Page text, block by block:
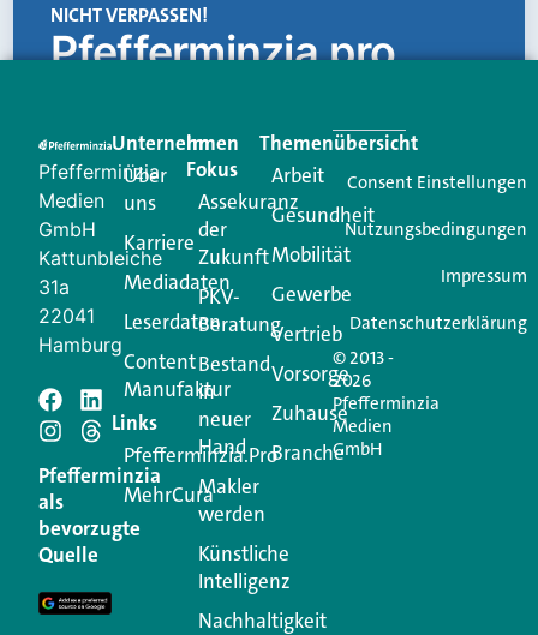
NICHT VERPASSEN!
Pfefferminzia.pro
Creator für Ihre Kundenkommunikation. Alles, was
Ihren Vertriebsalltag leichter macht. Mit nur einem
Login.
Jetzt anmelden
Schreiben Sie einen
Kommentar
Ihre E-Mail-Adresse wird nicht veröffentlicht.
Erforderliche Felder sind mit
Kommentar
Pfefferminzia
Medien
GmbH
Kattunbleiche
31a
22041
Hamburg
Pfefferminzia
als
bevorzugte
Quelle
Unternehmen
Über
uns
Karriere
Mediadaten
Leserdaten
Content
Manufaktur
Links
Pfefferminzia.Pro
MehrCura
Im
Fokus
Assekuranz
der
Zukunft
PKV-
Beratung
Bestand
in
neuer
Hand
Makler
werden
Künstliche
Intelligenz
Nachhaltigkeit
Themenübersicht
Arbeit
Gesundheit
Mobilität
Gewerbe
Vertrieb
Vorsorge
Zuhause
Branche
© 2013 -
2026
Pfefferminzia
Medien
GmbH
Consent Einstellungen
Nutzungsbedingungen
Impressum
Datenschutzerklärung